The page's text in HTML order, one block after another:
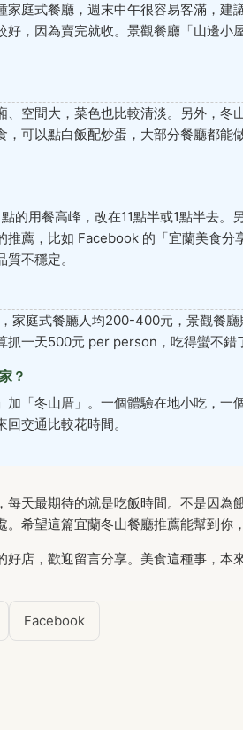
家庭式餐廳，週末中午很容易客滿，建
好，因為賣完就收。景觀餐廳「山邊小
、空間大，菜色也比較清淡。另外，
，可以點白飯配炒蛋，大部分餐廳都能
的用餐高峰，改在11點半或1點半去
推薦，比如 Facebook 的「宜蘭美食
不穩定。
家庭式餐廳人均200-400元，景觀餐
抓一天500元 per person，吃得蠻不錯
？
加「冬山厝」。一個體驗在地小吃，一
交通比較花時間。
每天最期待的就是吃飯時間。不是因
希望這篇宜蘭冬山餐廳推薦能幫到你
店，歡迎留言分享。美食這種事，本
Facebook